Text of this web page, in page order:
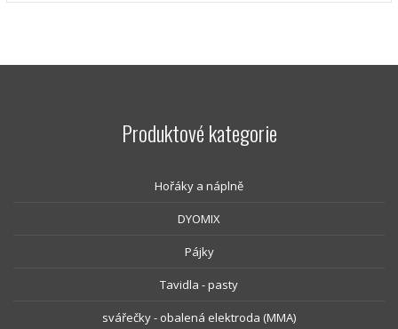
Produktové kategorie
Hořáky a náplně
DYOMIX
Pájky
Tavidla - pasty
svářečky - obalená elektroda (MMA)